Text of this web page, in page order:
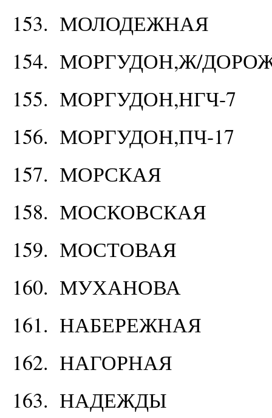
153. МОЛОДЕЖНАЯ
154. МОРГУДОН,Ж/
155. МОРГУДОН,НГЧ-7
156. МОРГУДОН,ПЧ-17
157. МОРСКАЯ
158. МОСКОВСКАЯ
159. МОСТОВАЯ
160. МУХАНОВА
161. НАБЕРЕЖНАЯ
162. НАГОРНАЯ
163. НАДЕЖДЫ